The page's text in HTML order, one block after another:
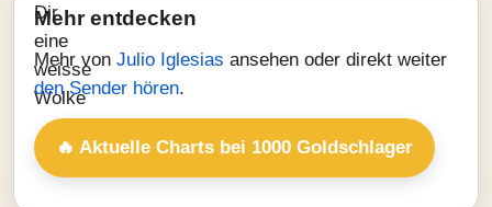
Mehr entdecken
Mehr von Julio Iglesias ansehen oder direkt weiter
den Sender hören.
🔥 Aktuelle Charts bei 1000 Goldschlager